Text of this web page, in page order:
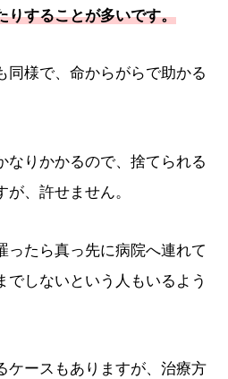
りすることが多いです。
同様で、命からがらで助かる
なりかかるので、捨てられる
、許せません。
ったら真っ先に病院へ連れて
でしないという人もいるよう
ケースもありますが、治療方